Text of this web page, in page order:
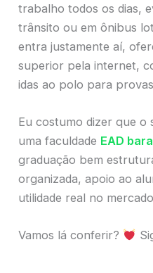
trabalho todos os dias,
trânsito ou em ônibus
entra justamente aí,
superior pela internet,
idas ao polo para
Eu costumo dizer que o
uma faculdade EAD
graduação bem
organizada, apoio ao
utilidade real no
Vamos lá conferir?